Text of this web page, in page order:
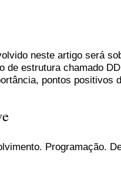
neste artigo será
de estrutura chamado
pontos positivos
Programação.